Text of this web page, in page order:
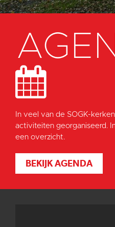
In veel van de SOGK-
activiteiten georganiseerd.
een overzicht.
BEKIJK AGENDA